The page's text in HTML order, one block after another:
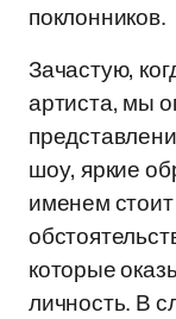
поклонников.
Зачастую,
артиста, мы
шоу, яркие
именем
которые
личность. В